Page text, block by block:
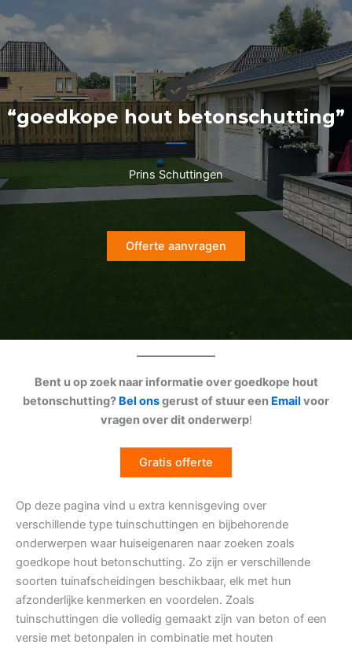
naar
de
inhoud
“goedkope hout betonschutting”
Prins Schuttingen
Offerte aanvragen
Bent u op zoek naar informatie over goedkope hout
betonschutting? Bel onsgerust of stuur een Email voor
vragen over dit onderwerp!
Gratis offerte
Op deze pagina vind u extra kennisgeving over
verschillende type tuinschuttingen en bijbehorende
onderwerpen waar huiseigenaren naar zoeken zoals
goedkope hout betonschutting. Zo zijn er verschillende
soorten tuinafscheidingen beschikbaar, elk met hun
afzonderlijke kenmerken en voordelen. Zoals
tuinschuttingen die volledig gemaakt zijn van beton of een
versie met betonpalen in combinatie met houten